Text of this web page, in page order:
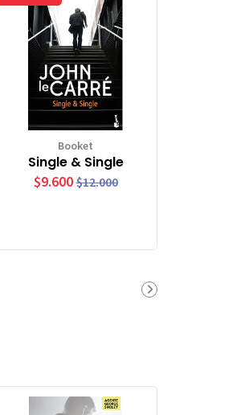
Booket
Single & Single
$9.600 $12.000